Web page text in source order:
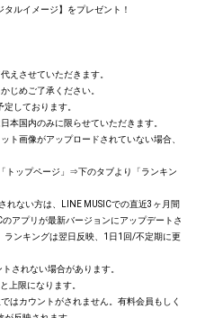
ルイメージ】をプレゼント！
えさせていただきます。
じめご了承ください。
しております。
本国内のみに限らせていただきます。
ト画像がアップロードされていない場合、
トップページ」⇒下のタブより「ランキン
れない方は、LINE MUSICでの直近3ヶ月間
アプリが最新バージョンにアップデートさ
ランキングは翌日反映、1日1回/不定期に更
されない場合があります。
上限になります。
はカウントがされません。有料会員もしく